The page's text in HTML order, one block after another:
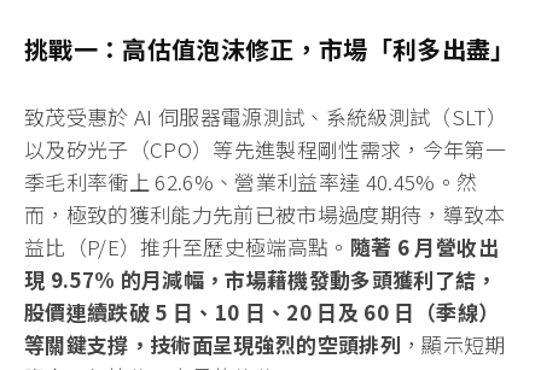
挑戰一：高估值泡沫修正，市場「利多出盡」
致茂受惠於 AI 伺服器電源測試、系統級測試（SLT）
以及矽光子（CPO）等先進製程剛性需求，今年第一
季毛利率衝上 62.6%、營業利益率達 40.45%。然
而，極致的獲利能力先前已被市場過度期待，導致本
益比（P/E）推升至歷史極端高點。 隨著 6 月營收出
現 9.57% 的月減幅，市場藉機發動多頭獲利了結，
股價連續跌破 5 日、10 日、20 日及 60 日（季線）
等關鍵支撐，技術面呈現強烈的空頭排列 ，顯示短期